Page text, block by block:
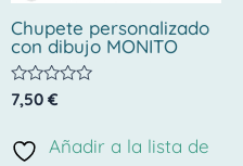
Chupete personalizado
con dibujo MONITO
Valorado
con
de
5
7,50 €
Añadir a la lista de